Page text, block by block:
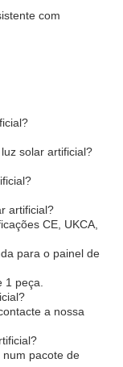
com
solar artificial?
artificial?
CE, UKCA,
para o painel de
peça.
a nossa
num pacote de